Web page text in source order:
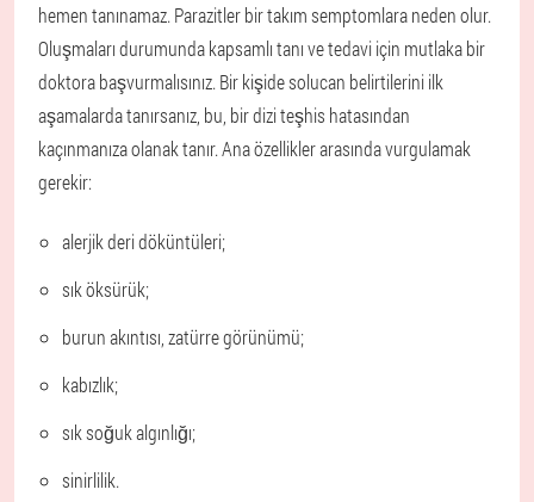
hemen tanınamaz. Parazitler bir takım semptomlara neden olur.
Oluşmaları durumunda kapsamlı tanı ve tedavi için mutlaka bir
doktora başvurmalısınız. Bir kişide solucan belirtilerini ilk
aşamalarda tanırsanız, bu, bir dizi teşhis hatasından
kaçınmanıza olanak tanır. Ana özellikler arasında vurgulamak
gerekir:
alerjik deri döküntüleri;
sık öksürük;
burun akıntısı, zatürre görünümü;
kabızlık;
sık soğuk algınlığı;
sinirlilik.